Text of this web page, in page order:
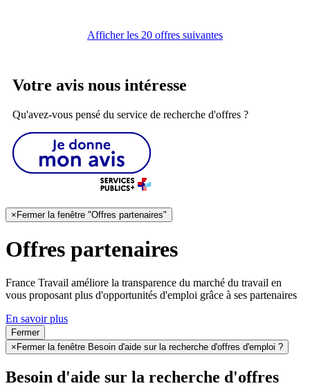
Afficher les 20 offres suivantes
Votre avis nous intéresse
Qu'avez-vous pensé du service de recherche d'offres ?
×Fermer la fenêtre "Offres partenaires"
Offres partenaires
France Travail améliore la transparence du marché du travail en
vous proposant plus d'opportunités d'emploi grâce à ses partenaires
En savoir plus
Fermer
× Fermer la fenêtre Besoin d'aide sur la recherche d'offres d'emploi ?
Besoin d'aide sur la recherche d'offres